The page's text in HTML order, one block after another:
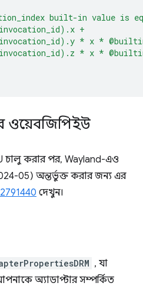
built-in value is
+
* x *
* x *
ওয়েবজিপিইউ
চালু করার পর, Wayland-এও
05) অন্তর্ভুক্ত করার জন্য এর
দেখুন।
, যা
অ্যাডাপ্টার সম্পর্কিত